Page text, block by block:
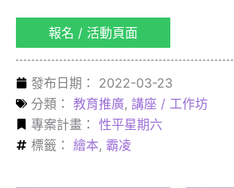
報名 / 活動頁面
發布日期：
2022-03-23
分類： 教育推廣, 講座 / 工作坊
專案計畫： 性平星期六
標籤： 繪本, 霸凌